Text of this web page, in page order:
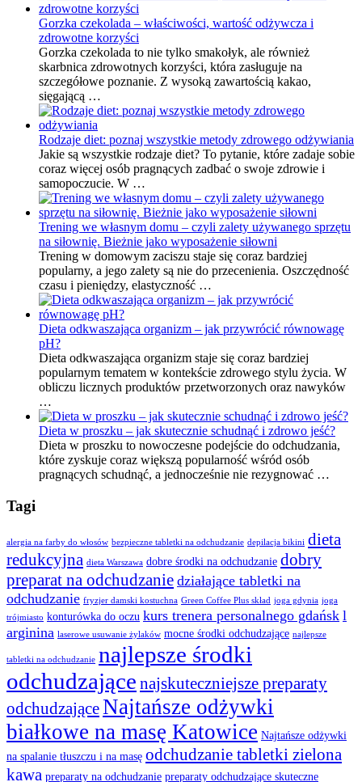
Gorzka czekolada – właściwości, wartość odżywcza i
zdrowotne korzyści
Gorzka czekolada to nie tylko smakołyk, ale również
skarbnica zdrowotnych korzyści, która zasługuje na
szczegółowe poznanie. Z wysoką zawartością kakao,
sięgającą …
Rodzaje diet: poznaj wszystkie metody zdrowego odżywiania
Jakie są wszystkie rodzaje diet? To pytanie, które zadaje sobie
coraz więcej osób pragnących zadbać o swoje zdrowie i
samopoczucie. W …
Trening we własnym domu – czyli zalety używanego sprzętu
na siłownię. Bieżnie jako wyposażenie siłowni
Trening w domowym zaciszu staje się coraz bardziej
popularny, a jego zalety są nie do przecenienia. Oszczędność
czasu i pieniędzy, elastyczność …
Dieta odkwaszająca organizm – jak przywrócić równowagę
pH?
Dieta odkwaszająca organizm staje się coraz bardziej
popularnym tematem w kontekście zdrowego stylu życia. W
obliczu licznych produktów przetworzonych oraz nawyków
…
Dieta w proszku – jak skutecznie schudnąć i zdrowo jeść?
Dieta w proszku to nowoczesne podejście do odchudzania,
które zyskuje coraz większą popularność wśród osób
pragnących schudnąć, a jednocześnie nie rezygnować …
Tagi
alergia na farby do włosów bezpieczne tabletki na odchudzanie depilacja bikini dieta
redukcyjna dieta Warszawa dobre środki na odchudzanie dobry
preparat na odchudzanie działające tabletki na
odchudzanie fryzjer damski kostuchna Green Coffee Plus skład joga gdynia joga
trójmiasto konturówka do oczu kurs trenera personalnego gdańsk l
arginina laserowe usuwanie żylaków mocne środki odchudzające najlepsze
tabletki na odchudzanie najlepsze środki
odchudzające najskuteczniejsze preparaty
odchudzająceNajtańsze odżywki
białkowe na masę Katowice Najtańsze odżywki
na spalanie tłuszczu i na masę odchudzanie tabletki zielona
kawa preparaty na odchudzanie preparaty odchudzające skuteczne